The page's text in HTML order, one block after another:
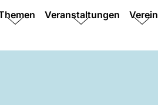
Veranstaltungen Verein